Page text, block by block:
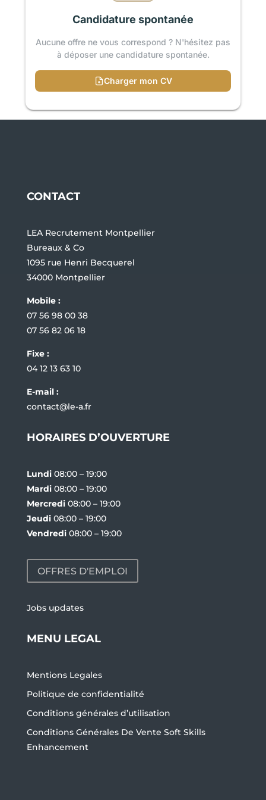
Candidature spontanée
Aucune offre ne vous correspond ? N'hésitez pas
à déposer une candidature spontanée.
Charger mon CV
CONTACT
LEA Recrutement Montpellier
Bureaux & Co
1095 rue Henri Becquerel
34000 Montpellier
Mobile :
07 56 98 00 38
07 56 82 06 18
Fixe :
04 12 13 63 10
E-mail :
contact@le-a.fr
HORAIRES D’OUVERTURE
Lundi08:00 – 19:00
Mardi08:00 – 19:00
Mercredi08:00 – 19:00
Jeudi08:00 – 19:00
Vendredi08:00 – 19:00
OFFRES D'EMPLOI
Jobs updates
MENU LEGAL
Mentions Legales
Politique de confidentialité
Conditions générales d’utilisation
Conditions Générales De Vente Soft Skills
Enhancement